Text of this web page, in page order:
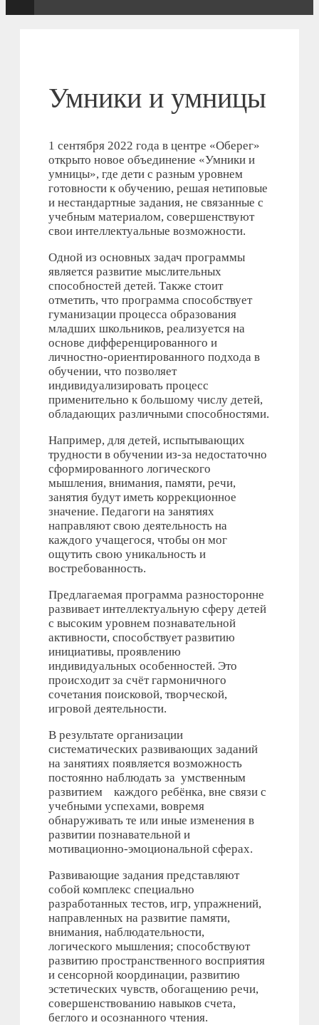
Умники и умницы
1 сентября 2022 года в центре «Оберег»
открыто новое объединение «Умники и
умницы», где дети с разным уровнем
готовности к обучению, решая нетиповые
и нестандартные задания, не связанные с
учебным материалом, совершенствуют
свои интеллектуальные возможности.
Одной из основных задач программы
является развитие мыслительных
способностей детей. Также стоит
отметить, что программа способствует
гуманизации процесса образования
младших школьников, реализуется на
основе дифференцированного и
личностно-ориентированного подхода в
обучении, что позволяет
индивидуализировать процесс
применительно к большому числу детей,
обладающих различными способностями.
Например, для детей, испытывающих
трудности в обучении из-за недостаточно
сформированного логического
мышления, внимания, памяти, речи,
занятия будут иметь коррекционное
значение. Педагоги на занятиях
направляют свою деятельность на
каждого учащегося, чтобы он мог
ощутить свою уникальность и
востребованность.
Предлагаемая программа разносторонне
развивает интеллектуальную сферу детей
с высоким уровнем познавательной
активности, способствует развитию
инициативы, проявлению
индивидуальных особенностей. Это
происходит за счёт гармоничного
сочетания поисковой, творческой,
игровой деятельности.
В результате организации
систематических развивающих заданий
на занятиях появляется возможность
постоянно наблюдать за умственным
развитием каждого ребёнка, вне связи с
учебными успехами, вовремя
обнаруживать те или иные изменения в
развитии познавательной и
мотивационно-эмоциональной сферах.
Развивающие задания представляют
собой комплекс специально
разработанных тестов, игр, упражнений,
направленных на развитие памяти,
внимания, наблюдательности,
логического мышления; способствуют
развитию пространственного восприятия
и сенсорной координации, развитию
эстетических чувств, обогащению речи,
совершенствованию навыков счета,
беглого и осознанного чтения.